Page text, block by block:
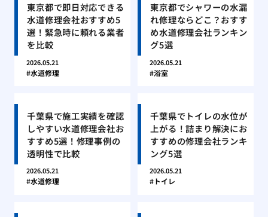
東京都で即日対応できる
水道修理会社おすすめ5
選！緊急時に頼れる業者
を比較
2026.05.21
水道修理
東京都でシャワーの水漏
れ修理ならどこ？おすす
め水道修理会社ランキン
グ5選
2026.05.21
浴室
千葉県で施工実績を確認
しやすい水道修理会社お
すすめ5選！修理事例の
透明性で比較
2026.05.21
水道修理
千葉県でトイレの水位が
上がる！詰まり解決にお
すすめの修理会社ランキ
ング5選
2026.05.21
トイレ